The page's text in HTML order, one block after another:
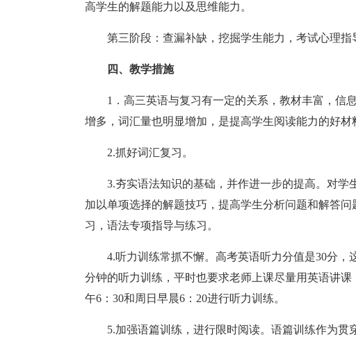
高学生的解题能力以及思维能力。
第三阶段：查漏补缺，挖掘学生能力，考试心理指
四、教学措施
1．高三英语与复习有一定的关系，教材丰富，信
增多，词汇量也明显增加，是提高学生阅读能力的好材
2.抓好词汇复习。
3.夯实语法知识的基础，并作进一步的提高。对
加以单项选择的解题技巧，提高学生分析问题和解答
习，语法专项指导与练习。
4.听力训练常抓不懈。高考英语听力分值是30分
分钟的听力训练，平时也要求老师上课尽量用英语讲
午6：30和周日早晨6：20进行听力训练。
5.加强语篇训练，进行限时阅读。语篇训练作为